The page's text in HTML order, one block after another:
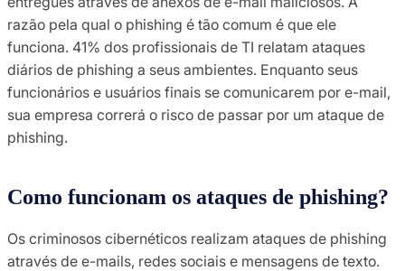
razão pela qual o phishing é tão comum é que ele
funciona. 41% dos profissionais de TI relatam ataques
diários de phishing a seus ambientes. Enquanto seus
funcionários e usuários finais se comunicarem por e-mail,
sua empresa correrá o risco de passar por um ataque de
phishing.
Como funcionam os ataques de phishing?
Os criminosos cibernéticos realizam ataques de phishing
através de e-mails, redes sociais e mensagens de texto.